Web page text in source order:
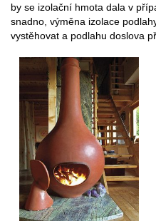
by se izolační hmota dala v
snadno, výměna izolace
vystěhovat a podlahu doslova